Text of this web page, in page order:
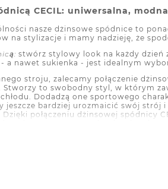
CECIL: uniwersalna,
nasze dżinsowe spódnice to
na stylizacje i mamy nadzieję, że
stwórz stylowy look na każdy dzień
nawet sukienka - jest idealnym
stroju, zalecamy połączenie
Stworzy to swobodny styl, w którym
Dodadzą one sportowego
jeszcze bardziej urozmaicić swój
połączeniu dżinsowej